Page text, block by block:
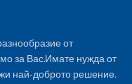
от
за Вас.Имате нужда от
най-доброто решение.